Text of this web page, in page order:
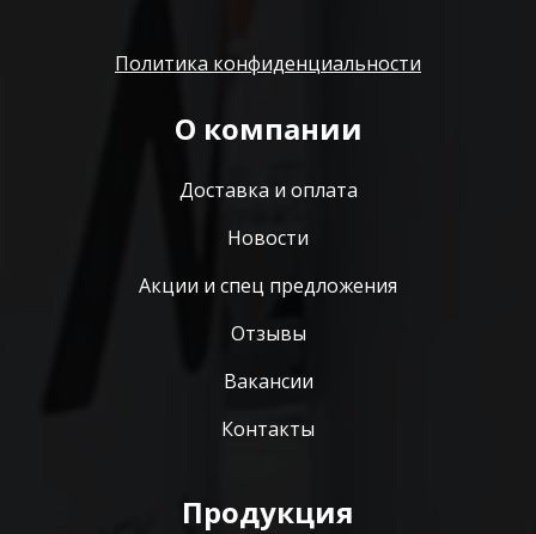
Политика конфиденциальности
О компании
Доставка и оплата
Новости
Акции и спец предложения
Отзывы
Вакансии
Контакты
Продукция